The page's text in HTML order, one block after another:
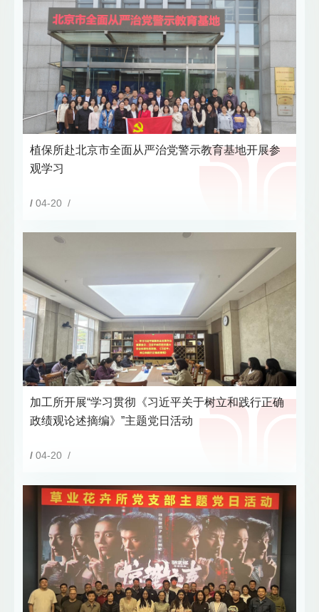
植保所赴北京市全面从严治党警示教育基地开展参
观学习
/ 04-20 /
加工所开展“学习贯彻《习近平关于树立和践行正确
政绩观论述摘编》”主题党日活动
/ 04-20 /